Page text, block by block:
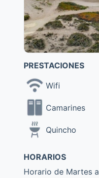
PRESTACIONES
Wifi
Camarines
Quincho
HORARIOS
Horario de Martes a